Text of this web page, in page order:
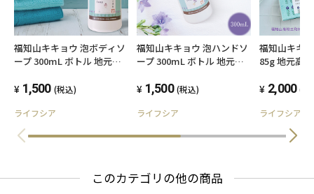
福知山キキョウ 泡ボディソ
ープ 300mL ボトル 地元高
同開発品
1,500 (税込)
ライフシア
福知山キキョウ 泡ハンドソ
ープ 300mL ボトル 地元高
同開発品
1,500 (税込)
ライフシア
福知山キキ
85g 地元高
2,000 (税
ライフシア
このカテゴリの他の商品